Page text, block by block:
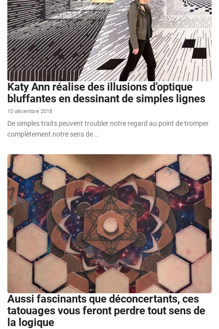
Katy Ann réalise des illusions d’optique
bluffantes en dessinant de simples lignes
10 décembre 2018
De simples traits peuvent troubler notre regard au point de tromper
complètement notre sens de …
Aussi fascinants que déconcertants, ces
tatouages vous feront perdre tout sens de
la logique